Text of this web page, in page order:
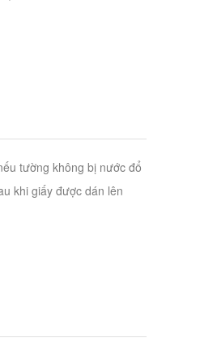
tường không bị nước đổ
khi giấy được dán lên